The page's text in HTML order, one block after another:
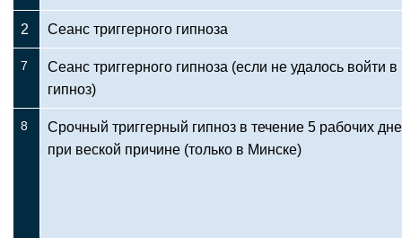
2 Сеанс триггерного гипноза
7
Сеанс триггерного гипноза (если не удалось войти в
гипноз)
8
Срочный триггерный гипноз в течение 5 рабочих
при веской причине (только в Минске)